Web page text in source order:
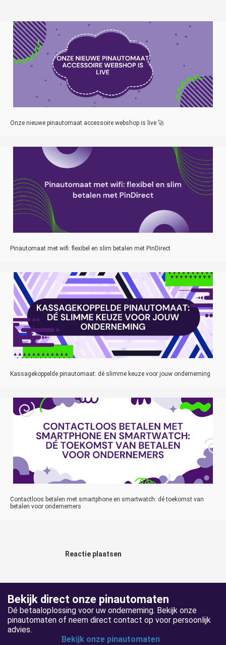
Onze nieuwe pinautomaat accessoire webshop is live 🚀
Pinautomaat met wifi: flexibel en slim betalen met PinDirect
Kassagekoppelde pinautomaat: dé slimme keuze voor jouw onderneming
Contactloos betalen met smartphone en smartwatch: dé toekomst van
betalen voor ondernemers
Reactie plaatsen
Bekijk direct onze pinautomaten
Dé betaaloplossing voor uw onderneming. Bekijk onze
pinautomaten of neem direct contact op voor persoonlijk
advies.
Bekijk onze pinautomaten